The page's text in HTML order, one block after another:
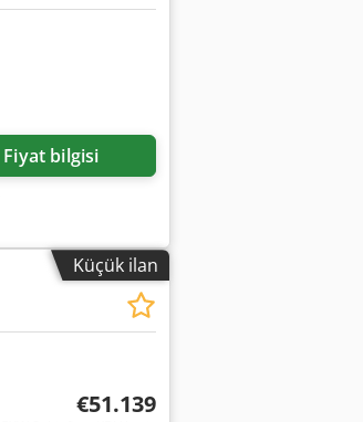
Fiyat bilgisi
Küçük ilan
€51.139